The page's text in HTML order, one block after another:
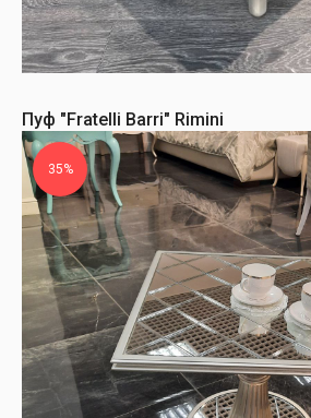
Пуф "Fratelli Barri" Rimini
35%